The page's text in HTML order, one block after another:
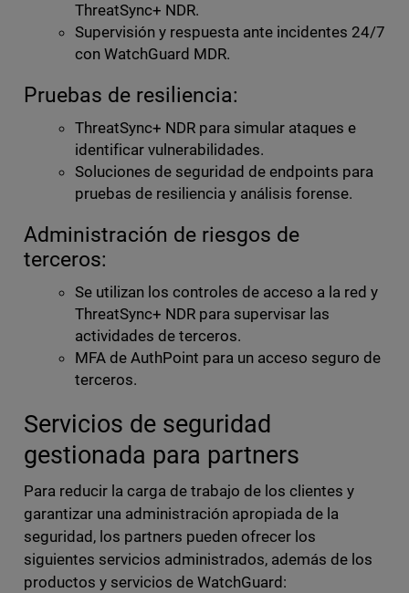
ThreatSync+ NDR.
Supervisión y respuesta ante incidentes 24/7
con WatchGuard MDR.
Pruebas de resiliencia:
ThreatSync+ NDR para simular ataques e
identificar vulnerabilidades.
Soluciones de seguridad de endpoints para
pruebas de resiliencia y análisis forense.
Administración de riesgos de
terceros:
Se utilizan los controles de acceso a la red y
ThreatSync+ NDR para supervisar las
actividades de terceros.
MFA de AuthPoint para un acceso seguro de
terceros.
Servicios de seguridad
gestionada para partners
Para reducir la carga de trabajo de los clientes y
garantizar una administración apropiada de la
seguridad, los partners pueden ofrecer los
siguientes servicios administrados, además de los
productos y servicios de WatchGuard: